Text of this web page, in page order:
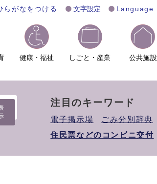
らがなをつける 文字設定 Language
健康・福祉 しごと・産業 公共施設
注目のキーワード
電子掲示場
ごみ分別辞典
住民票などのコンビニ交付